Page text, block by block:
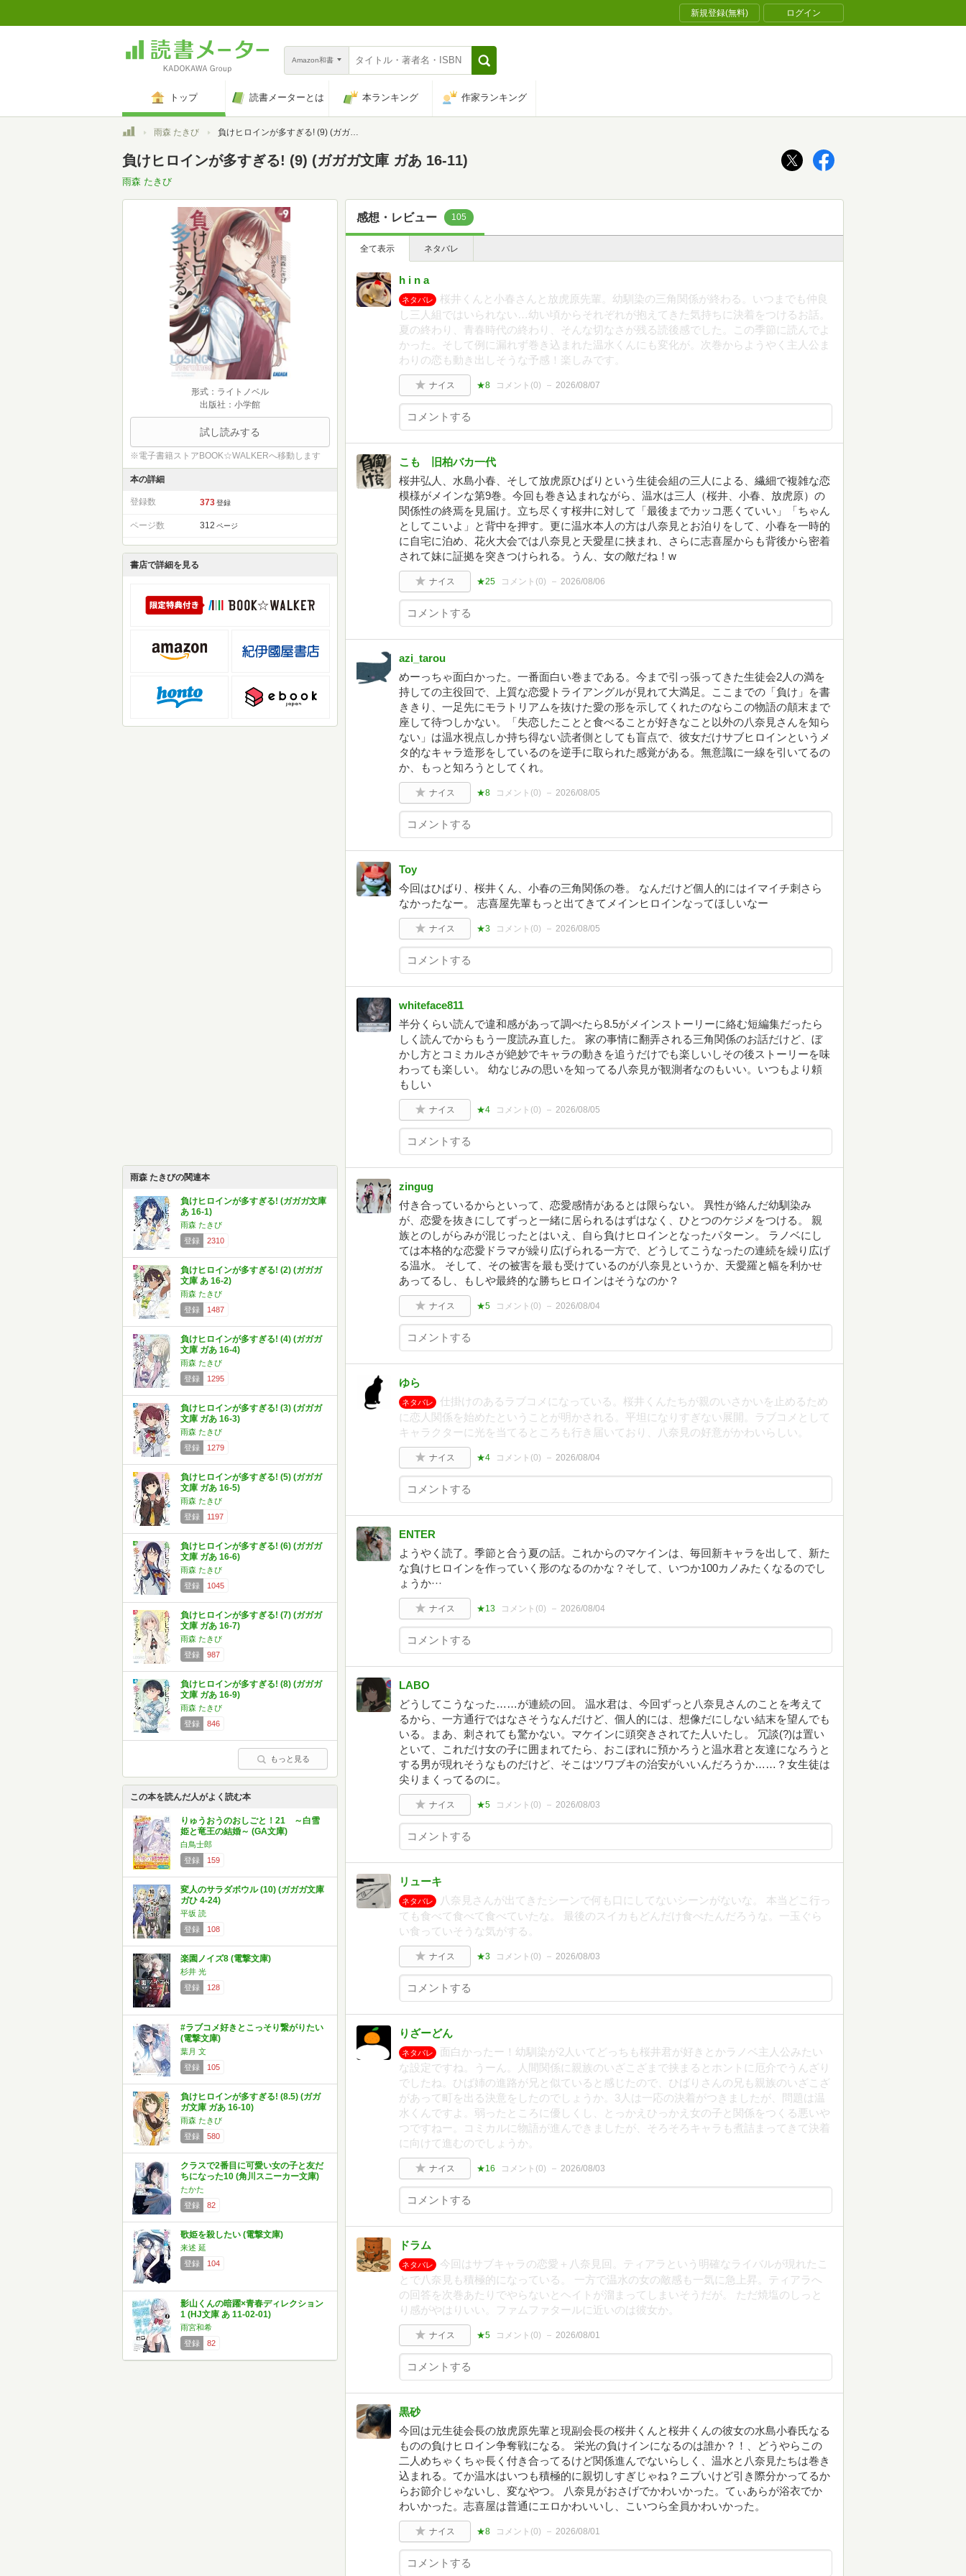
新規登録(無料) ログイン
Amazon和書
トップ 読書メーターとは 本ランキング 作家ランキング
トップ雨森 たきび 負けヒロインが多すぎる! (9) (ガガガ文庫 ガあ 16-11)
負けヒロインが多すぎる! (9) (ガガガ文庫 ガあ 16-11)
雨森 たきび
形式：ライトノベル
出版社：小学館
試し読みする
※電子書籍ストアBOOK☆WALKERへ移動します
本の詳細
登録数 373 登録
ページ数 312 ページ
書店で詳細を見る
雨森 たきびの関連本
負けヒロインが多すぎる! (ガガガ文庫
あ 16-1)
雨森 たきび
登録
2310
負けヒロインが多すぎる! (2) (ガガガ
文庫 あ 16-2)
雨森 たきび
登録
1487
負けヒロインが多すぎる! (4) (ガガガ
文庫 ガあ 16-4)
雨森 たきび
登録
1295
負けヒロインが多すぎる! (3) (ガガガ
文庫 ガあ 16-3)
雨森 たきび
登録
1279
負けヒロインが多すぎる! (5) (ガガガ
文庫 ガあ 16-5)
雨森 たきび
登録
1197
負けヒロインが多すぎる! (6) (ガガガ
文庫 ガあ 16-6)
雨森 たきび
登録
1045
負けヒロインが多すぎる! (7) (ガガガ
文庫 ガあ 16-7)
雨森 たきび
登録
987
負けヒロインが多すぎる! (8) (ガガガ
文庫 ガあ 16-9)
雨森 たきび
登録
846
もっと見る
この本を読んだ人がよく読む本
りゅうおうのおしごと！21 ～白雪
姫と竜王の結婚～ (GA文庫)
白鳥士郎
登録
159
変人のサラダボウル (10) (ガガガ文庫
ガひ 4-24)
平坂 読
登録
108
楽園ノイズ8 (電撃文庫)
杉井 光
登録
128
#ラブコメ好きとこっそり繋がりたい
(電撃文庫)
葉月 文
登録
105
負けヒロインが多すぎる! (8.5) (ガガ
ガ文庫 ガあ 16-10)
雨森 たきび
登録
580
クラスで2番目に可愛い女の子と友だ
ちになった10 (角川スニーカー文庫)
たかた
登録
82
歌姫を殺したい (電撃文庫)
来述 延
登録
104
影山くんの暗躍×青春ディレクション
1 (HJ文庫 あ 11-02-01)
雨宮和希
登録
82
感想・レビュー 105
全て表示 ネタバレ
h i n a
ネタバレ
桜井くんと小春さんと放虎原先輩。幼馴染の三角関係が終わる。いつまでも仲良
し三人組ではいられない…幼い頃からそれぞれが抱えてきた気持ちに決着をつけるお話。
夏の終わり、青春時代の終わり、そんな切なさが残る読後感でした。この季節に読んでよ
かった。そして例に漏れず巻き込まれた温水くんにも変化が。次巻からようやく主人公ま
わりの恋も動き出しそうな予感！楽しみです。
ナイス ★8 コメント(0) 2026/08/07
こも 旧柏バカ一代
桜井弘人、水島小春、そして放虎原ひばりという生徒会組の三人による、繊細で複雑な恋
模様がメインな第9巻。今回も巻き込まれながら、温水は三人（桜井、小春、放虎原）の
関係性の終焉を見届け。立ち尽くす桜井に対して「最後までカッコ悪くていい」「ちゃん
としてこいよ」と背中を押す。更に温水本人の方は八奈見とお泊りをして、小春を一時的
に自宅に泊め、花火大会では八奈見と天愛星に挟まれ、さらに志喜屋からも背後から密着
されて妹に証拠を突きつけられる。うん、女の敵だね！w
ナイス ★25 コメント(0) 2026/08/06
azi_tarou
めーっちゃ面白かった。一番面白い巻まである。今まで引っ張ってきた生徒会2人の満を
持しての主役回で、上質な恋愛トライアングルが見れて大満足。ここまでの「負け」を書
ききり、一足先にモラトリアムを抜けた愛の形を示してくれたのならこの物語の顛末まで
座して待つしかない。「失恋したことと食べることが好きなこと以外の八奈見さんを知ら
ない」は温水視点しか持ち得ない読者側としても盲点で、彼女だけサブヒロインというメ
タ的なキャラ造形をしているのを逆手に取られた感覚がある。無意識に一線を引いてるの
か、もっと知ろうとしてくれ。
ナイス ★8 コメント(0) 2026/08/05
Toy
今回はひばり、桜井くん、小春の三角関係の巻。 なんだけど個人的にはイマイチ刺さら
なかったなー。 志喜屋先輩もっと出てきてメインヒロインなってほしいなー
ナイス ★3 コメント(0) 2026/08/05
whiteface811
半分くらい読んで違和感があって調べたら8.5がメインストーリーに絡む短編集だったら
しく読んでからもう一度読み直した。 家の事情に翻弄される三角関係のお話だけど、ぼ
かし方とコミカルさが絶妙でキャラの動きを追うだけでも楽しいしその後ストーリーを味
わっても楽しい。 幼なじみの思いを知ってる八奈見が観測者なのもいい。いつもより頼
もしい
ナイス ★4 コメント(0) 2026/08/05
zingug
付き合っているからといって、恋愛感情があるとは限らない。 異性が絡んだ幼馴染み
が、恋愛を抜きにしてずっと一緒に居られるはずはなく、ひとつのケジメをつける。 親
族とのしがらみが混じったとはいえ、自ら負けヒロインとなったパターン。 ラノベにし
ては本格的な恋愛ドラマが繰り広げられる一方で、どうしてこうなったの連続を繰り広げ
る温水。 そして、その被害を最も受けているのが八奈見というか、天愛羅と幅を利かせ
あってるし、もしや最終的な勝ちヒロインはそうなのか？
ナイス ★5 コメント(0) 2026/08/04
ゆら
ネタバレ
仕掛けのあるラブコメになっている。桜井くんたちが親のいさかいを止めるため
に恋人関係を始めたということが明かされる。平坦になりすぎない展開。ラブコメとして
キャラクターに光を当てるところも行き届いており、八奈見の好意がかわいらしい。
ナイス ★4 コメント(0) 2026/08/04
ENTER
ようやく読了。季節と合う夏の話。これからのマケインは、毎回新キャラを出して、新た
な負けヒロインを作っていく形のなるのかな？そして、いつか100カノみたくなるのでし
ょうか···
ナイス ★13 コメント(0) 2026/08/04
LABO
どうしてこうなった……が連続の回。 温水君は、今回ずっと八奈見さんのことを考えて
るから、一方通行ではなさそうなんだけど、個人的には、想像だにしない結末を望んでも
いる。まあ、刺されても驚かない。マケインに頭突きされてた人いたし。 冗談(?)は置い
といて、これだけ女の子に囲まれてたら、おこぼれに預かろうと温水君と友達になろうと
する男が現れそうなものだけど、そこはツワブキの治安がいいんだろうか……？女生徒は
尖りまくってるのに。
ナイス ★5 コメント(0) 2026/08/03
リューキ
ネタバレ
八奈見さんが出てきたシーンで何も口にしてないシーンがないな。 本当どこ行っ
ても食べて食べて食べていたな。 最後のスイカもどんだけ食べたんだろうな。一玉ぐら
い食っていそうな気がする。
ナイス ★3 コメント(0) 2026/08/03
りざーどん
ネタバレ
面白かったー！幼馴染が2人いてどっちも桜井君が好きとかラノベ主人公みたい
な設定ですね。うーん。人間関係に親族のいざこざまで挟まるとホントに厄介でうんざり
でしたね。ひば姉の進路が兄と似ていると感じたので、ひばりさんの兄も親族のいざこざ
があって町を出る決意をしたのでしょうか。3人は一応の決着がつきましたが、問題は温
水くんですよ。弱ったところに優しくし、とっかえひっかえ女の子と関係をつくる悪いや
つですねー。コミカルに物語が進んできましたが、そろそろキャラも煮詰まってきて決着
に向けて進むのでしょうか。
ナイス ★16 コメント(0) 2026/08/03
ドラム
ネタバレ
今回はサブキャラの恋愛＋八奈見回。ティアラという明確なライバルが現れたこ
とで八奈見も積極的になっている。 一方で温水の女の敵感も一気に急上昇。ティアラへ
の回答を次巻あたりでやらないとヘイトが溜まってしまいそうだが。 ただ焼塩のしっと
り感がやはりいい。ファムファタールに近いのは彼女か。
ナイス ★5 コメント(0) 2026/08/01
黒砂
今回は元生徒会長の放虎原先輩と現副会長の桜井くんと桜井くんの彼女の水島小春氏なる
ものの負けヒロイン争奪戦になる。 栄光の負けインになるのは誰か？！、どうやらこの
二人めちゃくちゃ長く付き合ってるけど関係進んでないらしく、温水と八奈見たちは巻き
込まれる。てか温水はいつも積極的に親切しすぎじゃね？ニブいけど引き際分かってるか
らお節介じゃないし、変なやつ。 八奈見がおさげでかわいかった。てぃあらが浴衣でか
わいかった。志喜屋は普通にエロかわいいし、こいつら全員かわいかった。
ナイス ★8 コメント(0) 2026/08/01